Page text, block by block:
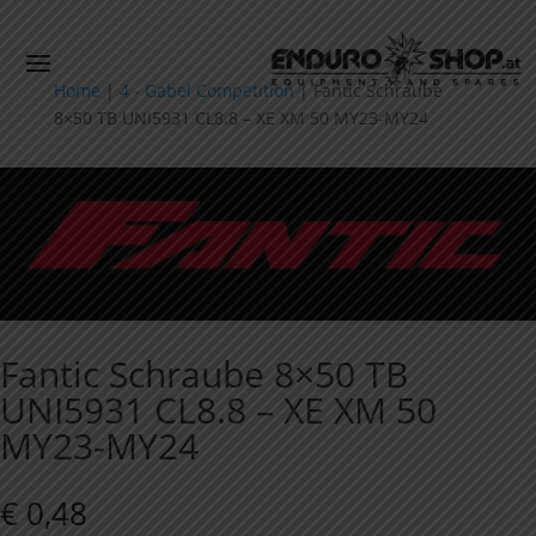
Home | 4 - Gabel Competition |Fantic Schraube
8×50 TB UNI5931 CL8.8 – XE XM 50 MY23-MY24
Fantic Schraube 8×50 TB
UNI5931 CL8.8 – XE XM 50
MY23-MY24
€ 0,48